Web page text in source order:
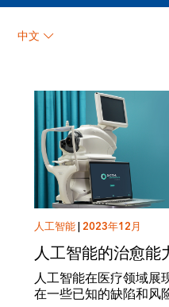
凯瑞 • 杜利 •
DOOLEY
中文
人工智能|2023年12月
人工智能的治愈能
人工智能在医疗领域展
在一些已知的缺陷和风